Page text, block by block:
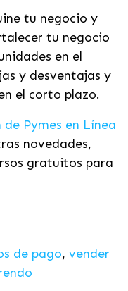
tu negocio y
tu negocio
en el
y desventajas y
el corto plazo.
Pymes en Línea
novedades,
gratuitos para
de pago, vender